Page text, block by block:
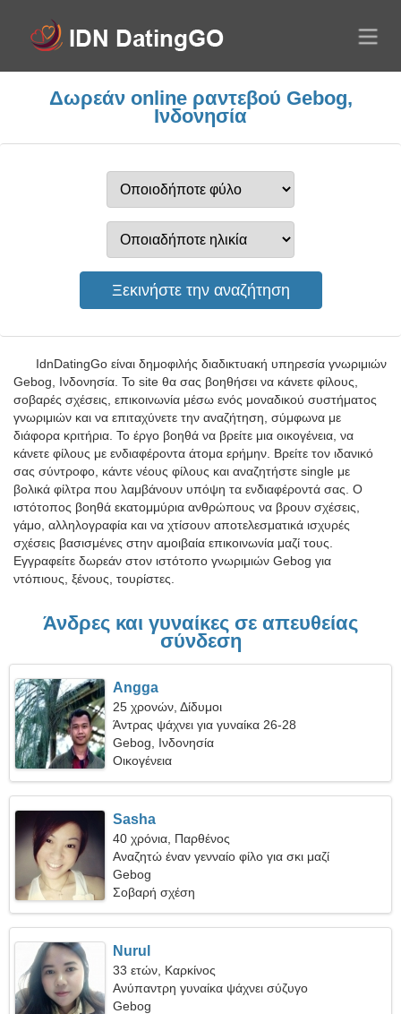
Δωρεάν online ραντεβού Gebog,
Ινδονησία
IdnDatingGo είναι δημοφιλής διαδικτυακή υπηρεσία γνωριμιών
Gebog, Ινδονησία. Το site θα σας βοηθήσει να κάνετε φίλους,
σοβαρές σχέσεις, επικοινωνία μέσω ενός μοναδικού συστήματος
γνωριμιών και να επιταχύνετε την αναζήτηση, σύμφωνα με
διάφορα κριτήρια. Το έργο βοηθά να βρείτε μια οικογένεια, να
κάνετε φίλους με ενδιαφέροντα άτομα ερήμην. Βρείτε τον ιδανικό
σας σύντροφο, κάντε νέους φίλους και αναζητήστε single με
βολικά φίλτρα που λαμβάνουν υπόψη τα ενδιαφέροντά σας. Ο
ιστότοπος βοηθά εκατομμύρια ανθρώπους να βρουν σχέσεις,
γάμο, αλληλογραφία και να χτίσουν αποτελεσματικά ισχυρές
σχέσεις βασισμένες στην αμοιβαία επικοινωνία μαζί τους.
Εγγραφείτε δωρεάν στον ιστότοπο γνωριμιών Gebog για
ντόπιους, ξένους, τουρίστες.
Άνδρες και γυναίκες σε απευθείας
σύνδεση
Angga
25 χρονών, Δίδυμοι
Άντρας ψάχνει για γυναίκα 26-28
Gebog, Ινδονησία
Οικογένεια
Sasha
40 χρόνια, Παρθένος
Αναζητώ έναν γενναίο φίλο για σκι μαζί
Gebog
Σοβαρή σχέση
Nurul
33 ετών, Καρκίνος
Ανύπαντρη γυναίκα ψάχνει σύζυγο
Gebog